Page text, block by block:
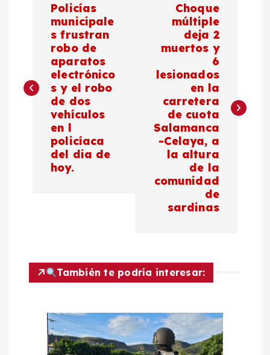
e
n
Policías
municipale
s frustran
robo de
aparatos
electrónico
s y el robo
de dos
vehículos
en l
policíaca
del dia de
hoy.
Choque
múltiple
deja 2
muertos y
6
lesionados
en la
carretera
de cuota
Salamanca
-Celaya, a
la altura
de la
comunidad
de
sardinas
También te podría interesar: